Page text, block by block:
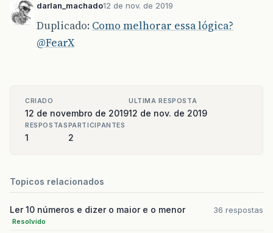
darlan_machado12 de nov. de 2019
Duplicado: Como melhorar essa lógica?
@FearX
CRIADO
12 de novembro de 2019
ULTIMA RESPOSTA
12 de nov. de 2019
RESPOSTAS
1
PARTICIPANTES
2
Topicos relacionados
Ler 10 números e dizer o maior e o menor
Resolvido
36 respostas